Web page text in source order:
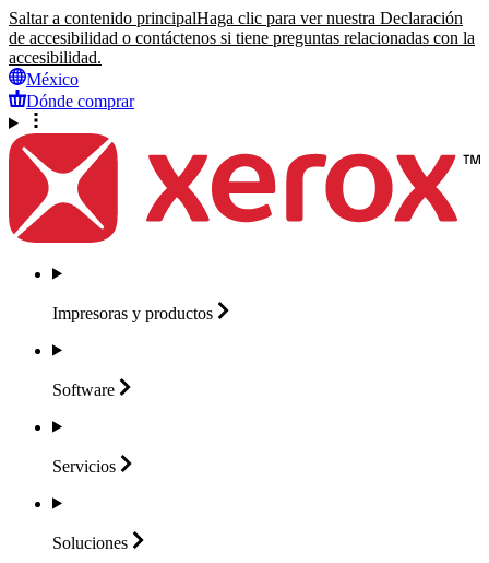
Saltar a contenido principalHaga clic para ver nuestra Declaración
de accesibilidad o contáctenos si tiene preguntas relacionadas con la
accesibilidad.
México
Dónde comprar
Impresoras y productos
Software
Servicios
Soluciones